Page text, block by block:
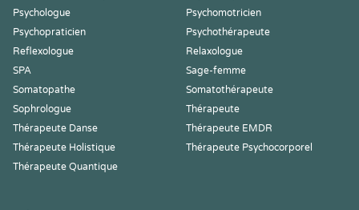
Psychologue
Psychomotricien
Psychopraticien
Psychothérapeute
Reflexologue
Relaxologue
SPA
Sage-femme
Somatopathe
Somatothérapeute
Sophrologue
Thérapeute
Thérapeute Danse
Thérapeute EMDR
Thérapeute Holistique
Thérapeute Psychocorporel
Thérapeute Quantique